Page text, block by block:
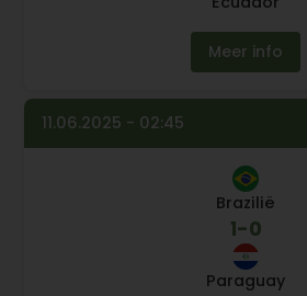
Meer info
11.06.2025 - 02:45
Brazilië
1-0
Paraguay